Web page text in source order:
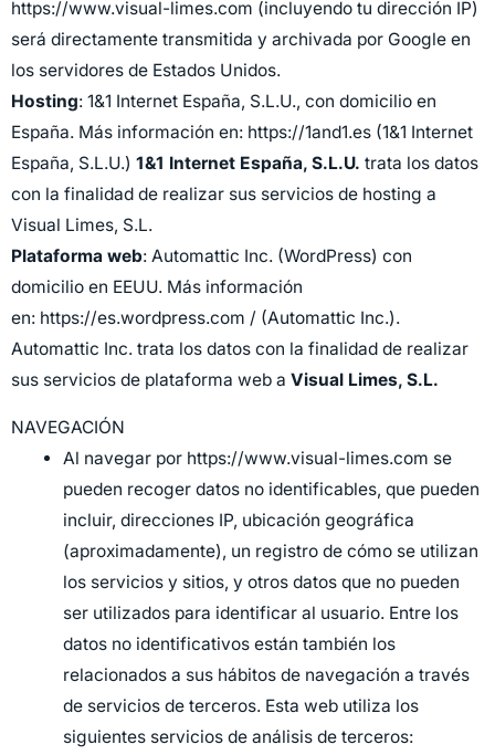
https://www.visual-limes.com (incluyendo tu dirección IP)
será directamente transmitida y archivada por Google en
los servidores de Estados Unidos.
Hosting: 1&1 Internet España, S.L.U., con domicilio en
España. Más información en: https://1and1.es (1&1 Internet
España, S.L.U.) 1&1 Internet España, S.L.U. trata los datos
con la finalidad de realizar sus servicios de hosting a
Visual Limes, S.L.
Plataforma web: Automattic Inc. (WordPress) con
domicilio en EEUU. Más información
en: https://es.wordpress.com / (Automattic Inc.).
Automattic Inc. trata los datos con la finalidad de realizar
sus servicios de plataforma web a Visual Limes, S.L.
NAVEGACIÓN
Al navegar por https://www.visual-limes.com se
pueden recoger datos no identificables, que pueden
incluir, direcciones IP, ubicación geográfica
(aproximadamente), un registro de cómo se utilizan
los servicios y sitios, y otros datos que no pueden
ser utilizados para identificar al usuario. Entre los
datos no identificativos están también los
relacionados a sus hábitos de navegación a través
de servicios de terceros. Esta web utiliza los
siguientes servicios de análisis de terceros: